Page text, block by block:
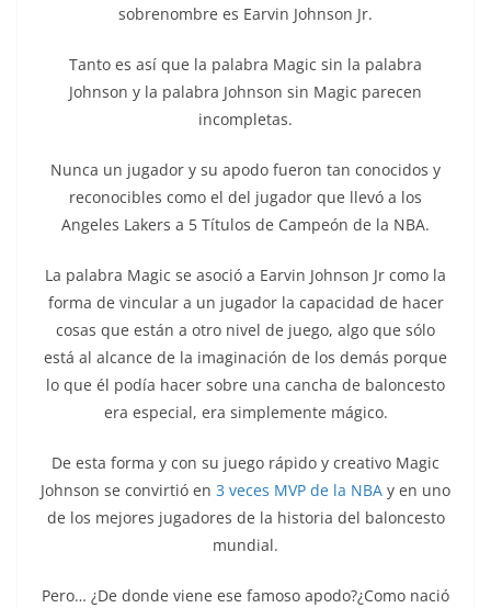
sobrenombre es Earvin Johnson Jr.
Tanto es así que la palabra Magic sin la palabra
Johnson y la palabra Johnson sin Magic parecen
incompletas.
Nunca un jugador y su apodo fueron tan conocidos y
reconocibles como el del jugador que llevó a los
Angeles Lakers a 5 Títulos de Campeón de la NBA.
La palabra Magic se asoció a Earvin Johnson Jr como la
forma de vincular a un jugador la capacidad de hacer
cosas que están a otro nivel de juego, algo que sólo
está al alcance de la imaginación de los demás porque
lo que él podía hacer sobre una cancha de baloncesto
era especial, era simplemente mágico.
De esta forma y con su juego rápido y creativo Magic
Johnson se convirtió en 3 veces MVP de la NBA y en uno
de los mejores jugadores de la historia del baloncesto
mundial.
Pero… ¿De donde viene ese famoso apodo?¿Como nació